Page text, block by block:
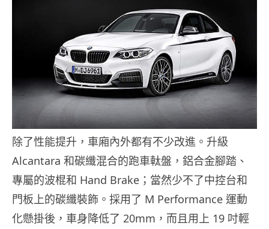
除了性能提升，車廂內外都有不少改進。升級
Alcantara 和碳纖混合的跑車軚盤，鋁合金腳踏、
專屬的波棍和 Hand Brake；當然少不了中控台和
門板上的碳纖裝飾。採用了 M Performance 運動
化懸掛後，車身降低了 20mm，而且用上 19 吋輕